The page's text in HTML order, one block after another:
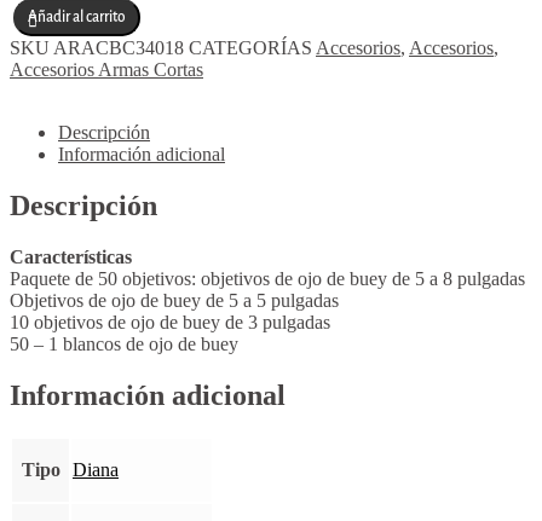
Añadir al carrito
SKU ARACBC34018 CATEGORÍAS Accesorios, Accesorios,
Accesorios Armas Cortas
Descripción
Información adicional
Descripción
Características
Paquete de 50 objetivos: objetivos de ojo de buey de 5 a 8 pulgadas
Objetivos de ojo de buey de 5 a 5 pulgadas
10 objetivos de ojo de buey de 3 pulgadas
50 – 1 blancos de ojo de buey
Información adicional
Tipo Diana